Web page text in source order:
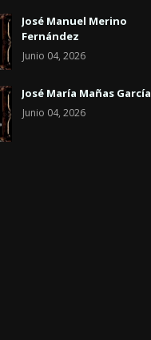
José Manuel Merino
Fernández
Junio 04, 2026
José María Mañas García
Junio 04, 2026